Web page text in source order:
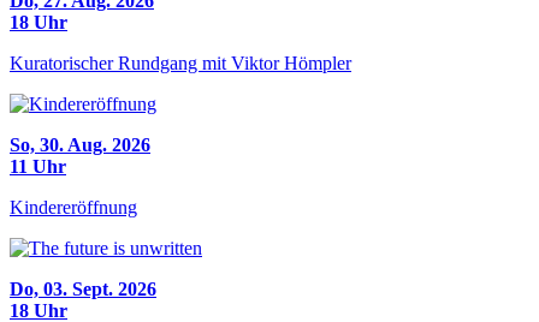
18 Uhr
Kuratorischer Rundgang mit Viktor Hömpler
So, 30. Aug. 2026
11 Uhr
Kindereröffnung
Do, 03. Sept. 2026
18 Uhr